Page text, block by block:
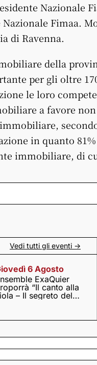
Nazionale
Fimaa.
di Ravenna.
della
per gli oltre
le loro
a favore
in quanto
immobiliare, di
Vedi tutti gli eventi ->
6 Agosto
ExaQuier
“Il canto alla
– Il segreto del